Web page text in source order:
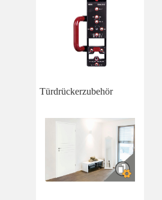
Türdrückerzubehör